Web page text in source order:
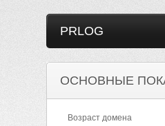
PRLOG
ОСНОВНЫЕ
Возраст домена